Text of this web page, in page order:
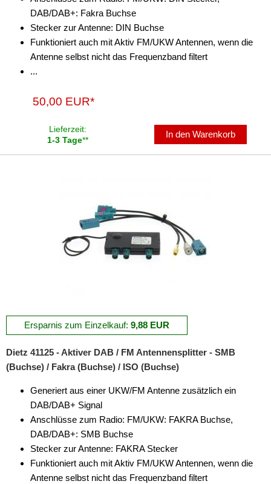
DAB/DAB+: Fakra Buchse
Stecker zur Antenne: DIN Buchse
Funktioniert auch mit Aktiv FM/UKW Antennen, wenn die
Antenne selbst nicht das Frequenzband filtert
...
50,00 EUR*
Lieferzeit:
1-3 Tage**
In den Warenkorb
Ersparnis zum Einzelkauf: 9,88 EUR
Dietz 41125 - Aktiver DAB / FM Antennensplitter - SMB
(Buchse) / Fakra (Buchse) / ISO (Buchse)
Generiert aus einer UKW/FM Antenne zusätzlich ein
DAB/DAB+ Signal
Anschlüsse zum Radio: FM/UKW: FAKRA Buchse,
DAB/DAB+: SMB Buchse
Stecker zur Antenne: FAKRA Stecker
Funktioniert auch mit Aktiv FM/UKW Antennen, wenn die
Antenne selbst nicht das Frequenzband filtert